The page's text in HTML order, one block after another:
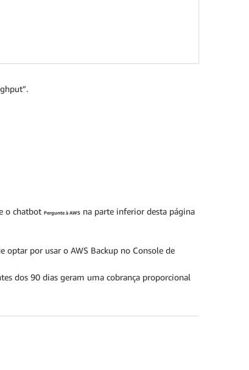
o chatbot Pergunte à AWS na parte inferior desta página
optar por usar o AWS Backup no Console de
dos 90 dias geram uma cobrança proporcional